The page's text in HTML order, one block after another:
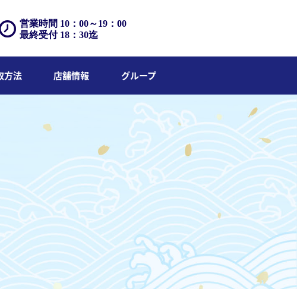
営業時間 10：00～19：00
最終受付 18：30迄
方法 店舗情報 グループ